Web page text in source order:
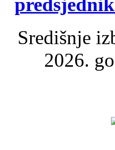
Središnje
2026.